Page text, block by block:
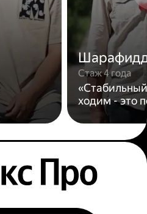
Стаж 4 года
ходим - это